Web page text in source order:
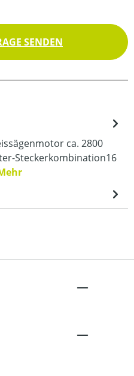
SENDEN
ca. 2800
Steckerkombination16